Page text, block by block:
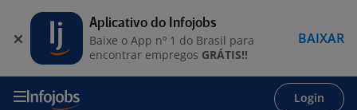
Login
Aplicativo do Infojobs
Baixe o App nº 1 do Brasil para
encontrar empregos GRÁTIS!!
BAIXAR